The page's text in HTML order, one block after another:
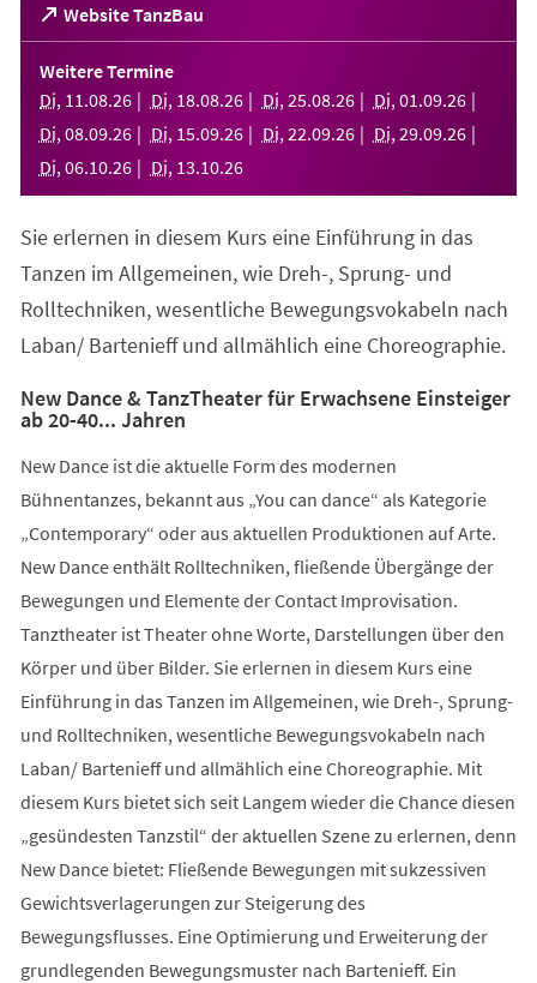
Website TanzBau
(Öffnet
in
einem
neuen
Tab)
Weitere Termine
Di, 11 .08.26 Di, 18.08.26 Di, 25.08.26 Di, 01 .09.26
Di, 08.09.26 Di, 15.09.26 Di, 22.09.26 Di, 29.09.26
Di, 06.10.26 Di, 13.10.26
Sie erlernen in diesem Kurs eine Einführung in das
Tanzen im Allgemeinen, wie Dreh-, Sprung- und
Rolltechniken, wesentliche Bewegungsvokabeln nach
Laban/ Bartenieff und allmählich eine Choreographie.
New Dance & TanzTheater für Erwachsene Einsteiger
ab 20-40... Jahren
New Dance ist die aktuelle Form des modernen
Bühnentanzes, bekannt aus „You can dance“ als Kategorie
„Contemporary“ oder aus aktuellen Produktionen auf Arte.
New Dance enthält Rolltechniken, fließende Übergänge der
Bewegungen und Elemente der Contact Improvisation.
Tanztheater ist Theater ohne Worte, Darstellungen über den
Körper und über Bilder. Sie erlernen in diesem Kurs eine
Einführung in das Tanzen im Allgemeinen, wie Dreh-, Sprung-
und Rolltechniken, wesentliche Bewegungsvokabeln nach
Laban/ Bartenieff und allmählich eine Choreographie. Mit
diesem Kurs bietet sich seit Langem wieder die Chance diesen
„gesündesten Tanzstil“ der aktuellen Szene zu erlernen, denn
New Dance bietet: Fließende Bewegungen mit sukzessiven
Gewichtsverlagerungen zur Steigerung des
Bewegungsflusses. Eine Optimierung und Erweiterung der
grundlegenden Bewegungsmuster nach Bartenieff. Ein